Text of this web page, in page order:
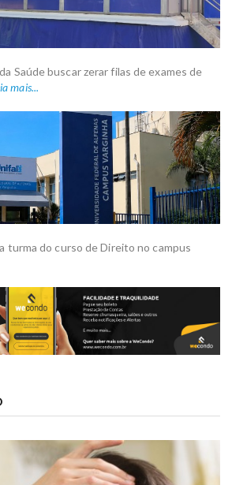
Saúde buscar zerar filas de exames de
mais...
turma do curso de Direito no campus